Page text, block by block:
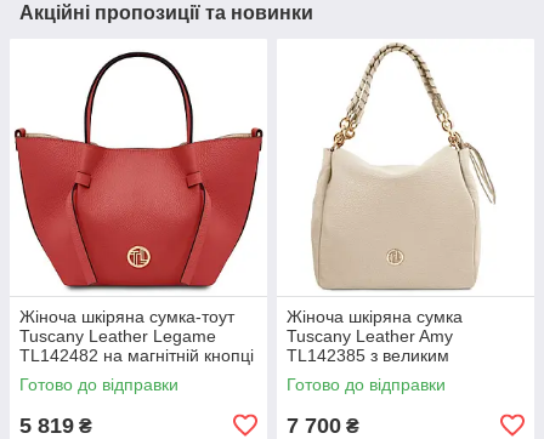
Акційні пропозиції та новинки
Жіноча шкіряна сумка-тоут
Tuscany Leather Legame
TL142482 на магнітній кнопці
з плечовим ременем,
коралова BS2482_1_105
Готово до відправки
5 819 ₴
Жіноча шкіряна сумка
Tuscany Leather Amy
TL142385 з великим
відділенням і плечовим
ременем, бежева
Готово до відправки
7 700 ₴